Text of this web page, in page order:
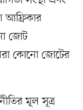
আফ্রিকার
জোট
কোনো জোটের
মূল সূত্র